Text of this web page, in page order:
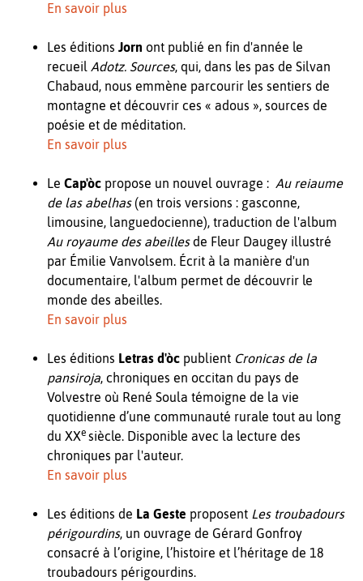
En savoir plus
Les éditions Jorn ont publié en fin d'année le
recueil Adotz. Sources, qui, dans les pas de Silvan
Chabaud, nous emmène parcourir les sentiers de
montagne et découvrir ces « adous », sources de
poésie et de méditation.
En savoir plus
Le Cap'òc propose un nouvel ouvrage : Au reiaume
de las abelhas(en trois versions : gasconne,
limousine, languedocienne), traduction de l'album
Au royaume des abeillesde Fleur Daugey illustré
par Émilie Vanvolsem. Écrit à la manière d'un
documentaire, l'album permet de découvrir le
monde des abeilles.
En savoir plus
Les éditions Letras d'òc publient Cronicas de la
pansiroja, chroniques en occitan du pays de
Volvestre où René Soula témoigne de la vie
quotidienne d’une communauté rurale tout au long
du XXe siècle. Disponible avec la lecture des
chroniques par l'auteur.
En savoir plus
Les éditions de La Geste proposent Les troubadours
périgourdins, un ouvrage de Gérard Gonfroy
consacré à l’origine, l’histoire et l’héritage de 18
troubadours périgourdins.